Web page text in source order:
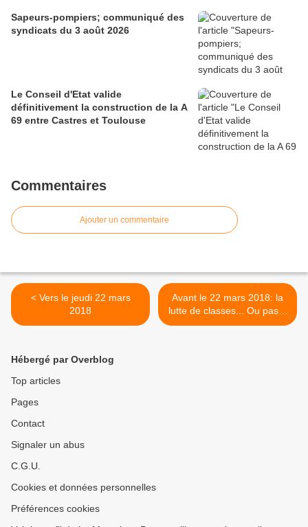
Sapeurs-pompiers; communiqué des
syndicats du 3 août 2026
Le Conseil d'Etat valide
définitivement la construction de la A
69 entre Castres et Toulouse
Commentaires
Ajouter un commentaire
< Vers le jeudi 22 mars
2018
Avant le 22 mars 2018: la
lutte de classes... Ou pas...
>
Hébergé par Overblog
Top articles
Pages
Contact
Signaler un abus
C.G.U.
Cookies et données personnelles
Préférences cookies